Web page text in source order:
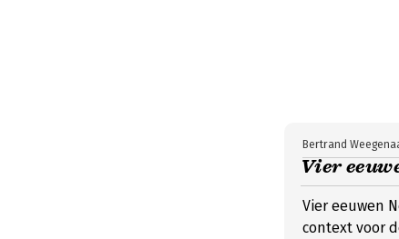
Vier
Bertrand
Vier eeuwen
context voor